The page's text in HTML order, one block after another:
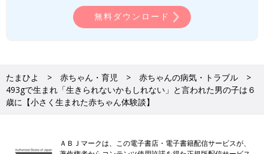
無料ダウンロード
たまひよ 赤ちゃん・育児
赤ちゃんの病気・トラブル
493gで生まれ「生きられないかもしれない」と言われた男の子は６
歳に【小さく生まれた赤ちゃん体験談】
ＡＢＪマークは、この電子書店・電子書籍配信サービスが、